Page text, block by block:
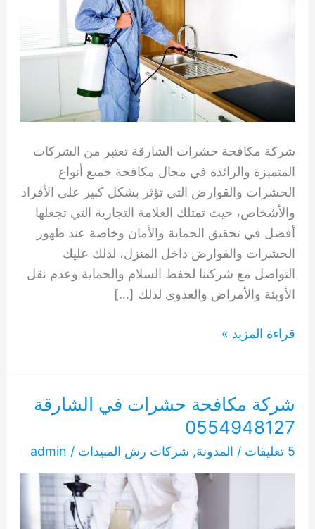
شركة مكافحة حشرات الشارقة تعتبر من الشركات
المتميزة والرائدة في مجال مكافحة جميع أنواع
الحشرات والقوارض التي تؤثر بشكل كبير على الأفراد
والأشخاص، حيث تمتلك العلامة التجارية التي تجعلها
أفضل في تحقيق الحماية والأمان وخاصة عند ظهور
الحشرات والقوارض داخل المنزل، لذلك عليك
التواصل مع شركتنا لحفظ السلام والحماية وعدم نقل
الأوبئة والأمراض والعدوى لذلك […]
شركة
حشرات
الشارقة
0554948127
قراءة المزيد »
شركة مكافحة حشرات في الشارقة
0554948127
5 تعليقات / المدونة, شركات رش المبيدات /
admin